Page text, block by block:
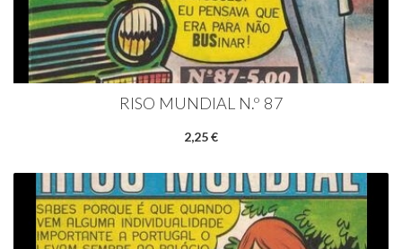
RISO MUNDIAL N.º 87
2,25 €